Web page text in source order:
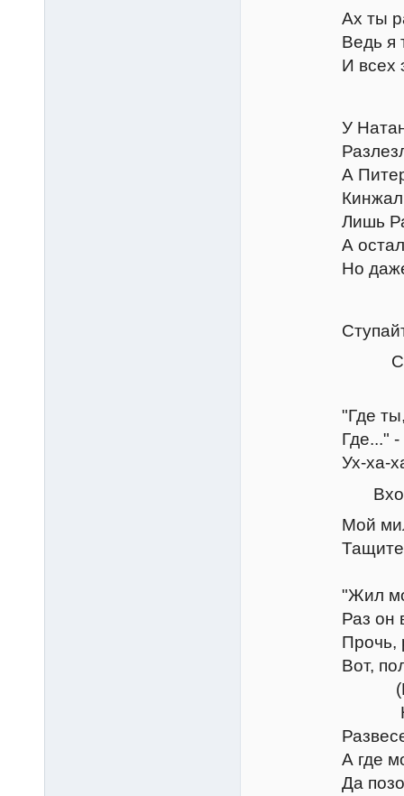
Ах ты
Ведь я тебе
И всех этих
У Натаниэля
Разлезлись
А Питер не
Кинжал
Лишь Ралф,
А остальные
Но даже в
Ступайте,
Слуги
"Где ты,
Где..." - Кет,
Ух-ха-ха-
Входят
Мой милый
Тащите
"Жил монах,
Раз он
Прочь,
Вот,
(Бьет
Не
Развеселись
А где мой
Да позови